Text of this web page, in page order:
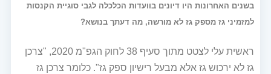
בשנים האחרונות היו דיונים בוועדות הכלכלה לגבי סוגיית הקנסות
למזמיני גז מספק גז לא מורשה, מה דעתך בנושא?
ראשית עלי לצטט מתוך סעיף 38 לחוק הגפ"מ 2020, "צרכן
גז לא ירכוש גז אלא מבעל רישיון ספק גז". כלומר צרכן גז